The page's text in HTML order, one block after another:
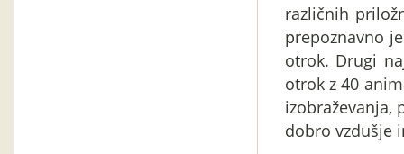
različnih
prepoznavno
otrok. Drugi
otrok z 40
izobraževanja,
dobro vzdušje